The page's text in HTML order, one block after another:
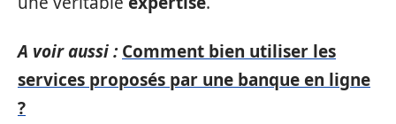
A voir aussi : Comment bien utiliser les
services proposés par une banque en ligne
?